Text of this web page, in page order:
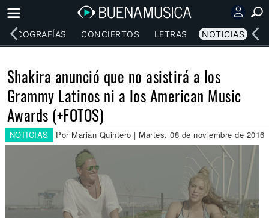
DISCOGRAFÍAS CONCIERTOS LETRAS NOTICIAS
Shakira anunció que no asistirá a los
Grammy Latinos ni a los American Music
Awards (+FOTOS)
NOTICIAS Por Marian Quintero | Martes, 08 de noviembre de 2016